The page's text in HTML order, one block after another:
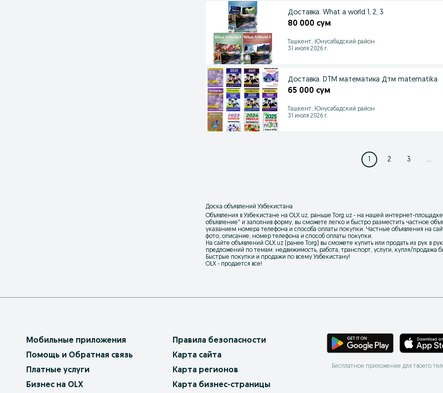
Доставка. What a world 1, 2, 3
80 000 сум
Ташкент, Юнусабадский район
31 июля 2026 г.
Доставка. DTM математика Дтм matematika
65 000 сум
Ташкент, Юнусабадский район
31 июля 2026 г.
1 2 3 ...
Доска объявлений Узбекистана
Объявления в Узбекистане на OLX.uz, раньше Torg.uz - на нашей интернет-
объявление" и заполнив форму, вы сможете легко и быстро разместить частное
указанием номера телефона и способа оплаты покупки. Частные объявления на
фото, описание, номер телефона и способ оплаты покупки.
На сайте объявлений OLX.uz (ранее Torg) вы сможете купить или продать из рук в
предложений по темам: недвижимость, работа, транспорт, услуги, купля/продажа
Быстрые покупки и продажи по всему Узбекистану!
OLX - продается все!
Мобильные приложения
Помощь и Обратная связь
Платные услуги
Бизнес на OLX
Правила безопасности
Карта сайта
Карта регионов
Карта бизнес-страницы
Бесплатное приложение для твоего